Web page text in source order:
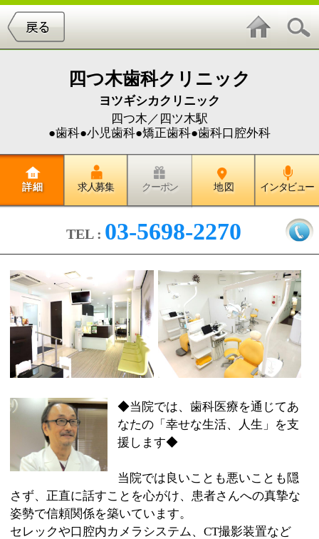
ヨツギシカクリニック
四つ木／四ツ木駅
●歯科●小児歯科●矯正歯科●歯科口腔外科
求人募集 クーポン 地 図 インタビュー
03-5698-2270
◆当院では、歯科医療を通じてあ
なたの「幸せな生活、人生」を支
援します◆
当院では良いことも悪いことも隠
さず、正直に話すことを心がけ、患者さんへの真摯な
姿勢で信頼関係を築いています。
セレックや口腔内カメラシステム、CT撮影装置など
また四つ木歯科では介護ヘルパーや保育士・食育イン
ストラクター・幼稚園教諭免許の資格を持ったスタッ
フが通常の歯科では提供できないきめ細かなサービス
を提供しています。
介護ヘルパーの資格を持ったスタッフはご高齢の方に
細かい気配りを心がけるよう日々努めています。
お身体のご不自由な方もお気軽にお越しください。
また、保育士・幼稚園教諭免許を持ったスタッフはお
子様に対してわかりやすく歯科のアドバイスをしま
す。
食育インストラクターの資格を持ったスタッフはそれ